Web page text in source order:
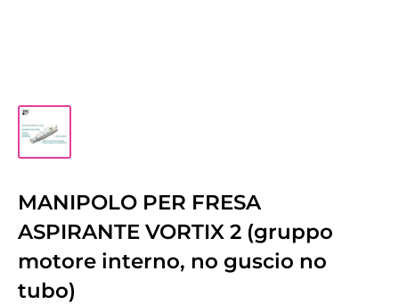
MANIPOLO PER FRESA
ASPIRANTE VORTIX 2 (gruppo
motore interno, no guscio no
tubo)